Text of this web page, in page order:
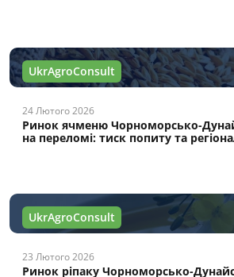
UkrAgroConsult
24 Лютого 2026
Ринок ячменю Чорноморсько-
на переломі: тиск попиту та
UkrAgroConsult
23 Лютого 2026
Ринок ріпаку Чорноморсько-